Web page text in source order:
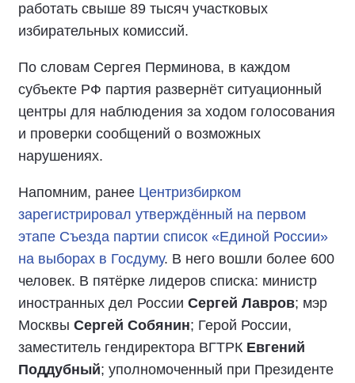
работать свыше 89 тысяч участковых
избирательных комиссий.
По словам Сергея Перминова, в каждом
субъекте РФ партия развернёт ситуационный
центры для наблюдения за ходом голосования
и проверки сообщений о возможных
нарушениях.
Напомним, ранее Центризбирком
зарегистрировал утверждённый на первом
этапе Съезда партии список «Единой России»
на выборах в Госдуму. В него вошли более 600
человек. В пятёрке лидеров списка: министр
иностранных дел России Сергей Лавров; мэр
Москвы Сергей Собянин; Герой России,
заместитель гендиректора ВГТРК Евгений
Поддубный; уполномоченный при Президенте